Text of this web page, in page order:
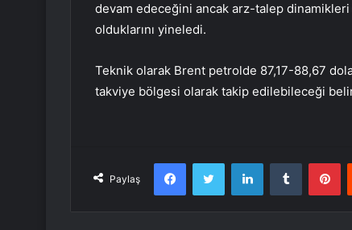
devam edeceğini ancak arz-talep
olduklarını yineledi.
Teknik olarak Brent petrolde 87,17-88,67
takviye bölgesi olarak takip edilebileceği
Paylaş
FacebookTwitter LinkedInTumblr